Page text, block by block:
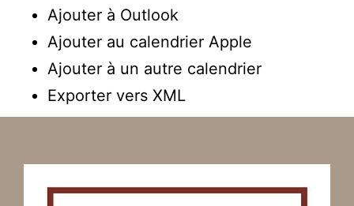
Ajouter à Outlook
Ajouter au calendrier Apple
Ajouter à un autre calendrier
Exporter vers XML